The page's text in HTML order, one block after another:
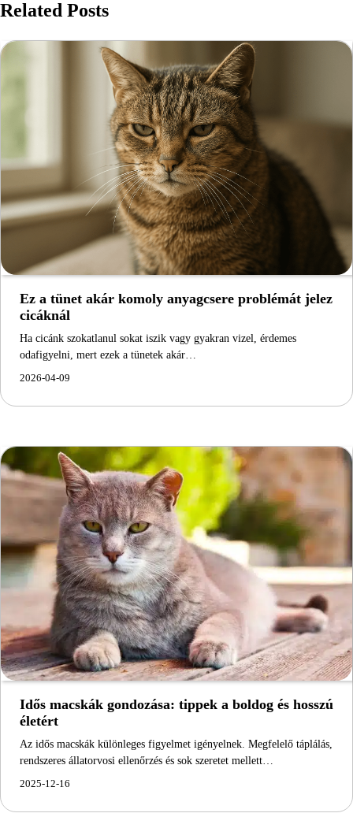
Related Posts
Ez a tünet akár komoly anyagcsere problémát jelez
cicáknál
Ha cicánk szokatlanul sokat iszik vagy gyakran vizel, érdemes
odafigyelni, mert ezek a tünetek akár…
2026-04-09
Idős macskák gondozása: tippek a boldog és hosszú
életért
Az idős macskák különleges figyelmet igényelnek. Megfelelő táplálás,
rendszeres állatorvosi ellenőrzés és sok szeretet mellett…
2025-12-16